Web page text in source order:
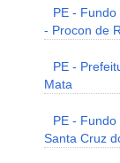
PE -
- Procon de
PE -
Mata
PE -
Santa Cruz